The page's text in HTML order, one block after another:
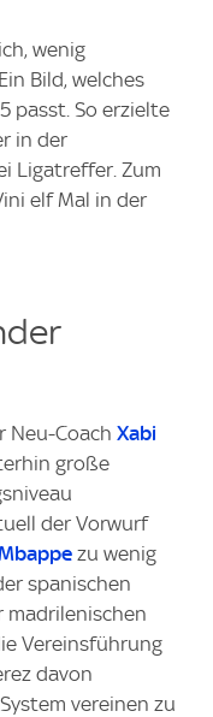
wenig
Bild, welches
passt. So erzielte
in der
Ligatreffer. Zum
elf Mal in der
Neu-Coach Xabi
große
der Vorwurf
zu wenig
spanischen
Vereinsführung
davon
vereinen zu